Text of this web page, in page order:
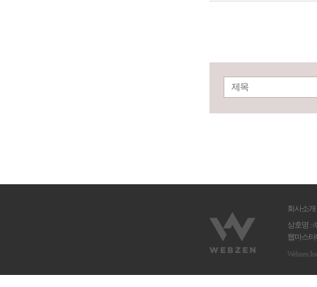
제목
회사소개
상호명 :
웹마스
Webzen